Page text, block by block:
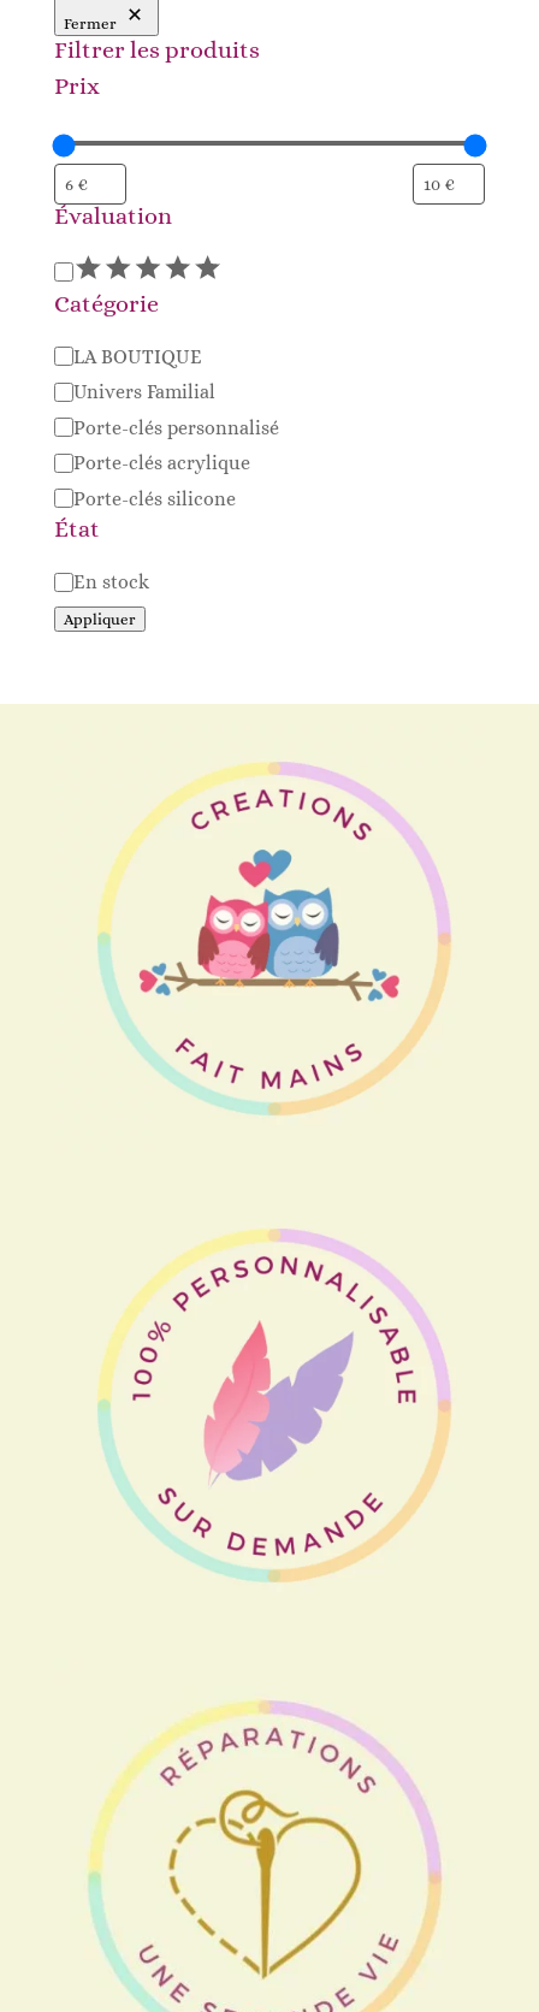
Fermer
Filtrer les produits
Prix
Évaluation
Évaluation
Catégorie
Catégorie
LA BOUTIQUE
Univers Familial
Porte-clés personnalisé
Porte-clés acrylique
Porte-clés silicone
État
Disponibilité
En stock
Appliquer